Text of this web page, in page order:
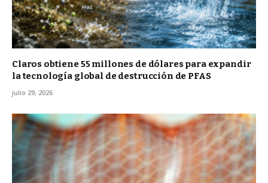
Claros obtiene 55 millones de dólares para expandir
la tecnología global de destrucción de PFAS
julio 29, 2026